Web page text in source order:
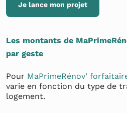
Je lance mon projet
Les montants de
par geste
Pour MaPrimeRénov’
varie en fonction du type de
logement.